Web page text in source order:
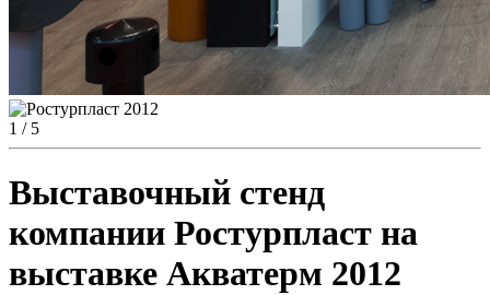
1 / 5
Выставочный стенд
компании Ростурпласт на
выставке Акватерм 2012